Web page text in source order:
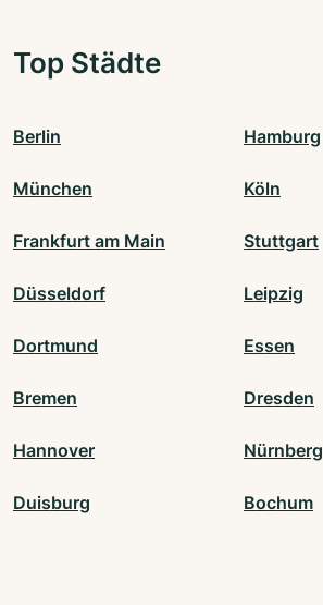
Top Städte
Berlin Hamburg
München Köln
Frankfurt am Main Stuttgart
Düsseldorf Leipzig
Dortmund Essen
Bremen Dresden
Hannover Nürnberg
Duisburg Bochum